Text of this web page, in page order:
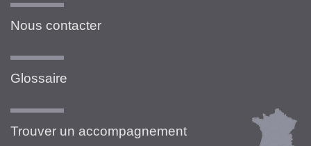
Nous contacter
Glossaire
Trouver un accompagnement